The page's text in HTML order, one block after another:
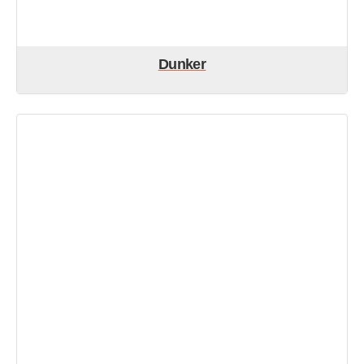
Dunker